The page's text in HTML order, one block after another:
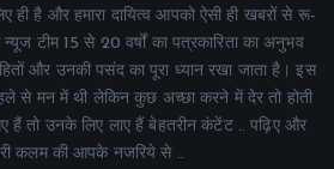
ही है और हमारा दायित्व आपको ऐसी ही खबरों से रू-
टीम 15 से 20 वर्षों का पत्रकारिता का अनुभव
और उनकी पसंद का पूरा ध्यान रखा जाता है। इस
से मन में थी लेकिन कुछ अच्छा करने में देर तो होती
तो उनके लिए लाए हैं बेहतरीन कंटेंट .. पढ़िए और
कलम की आपके नजरिये से ..